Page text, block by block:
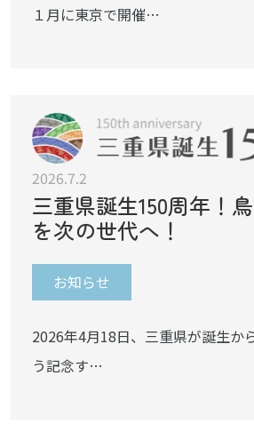
１月に東京で開催…
2026.7.2
三重県誕生150周年！
を次の世代へ！
お知らせ
2026年4月18日、三重県が誕生か
う記念す…